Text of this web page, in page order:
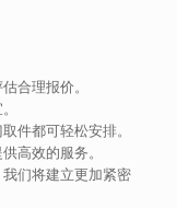
合理报价。
件都可轻松安排。
高效的服务。
们将建立更加紧密